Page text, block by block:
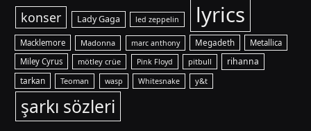
konser Lady Gaga led zeppelin lyrics
Macklemore Madonna marc anthony Megadeth
Metallica
Miley Cyrus
mötley crüe Pink Floyd pitbull rihanna
tarkan Teoman wasp Whitesnake y&t
şarkı sözleri